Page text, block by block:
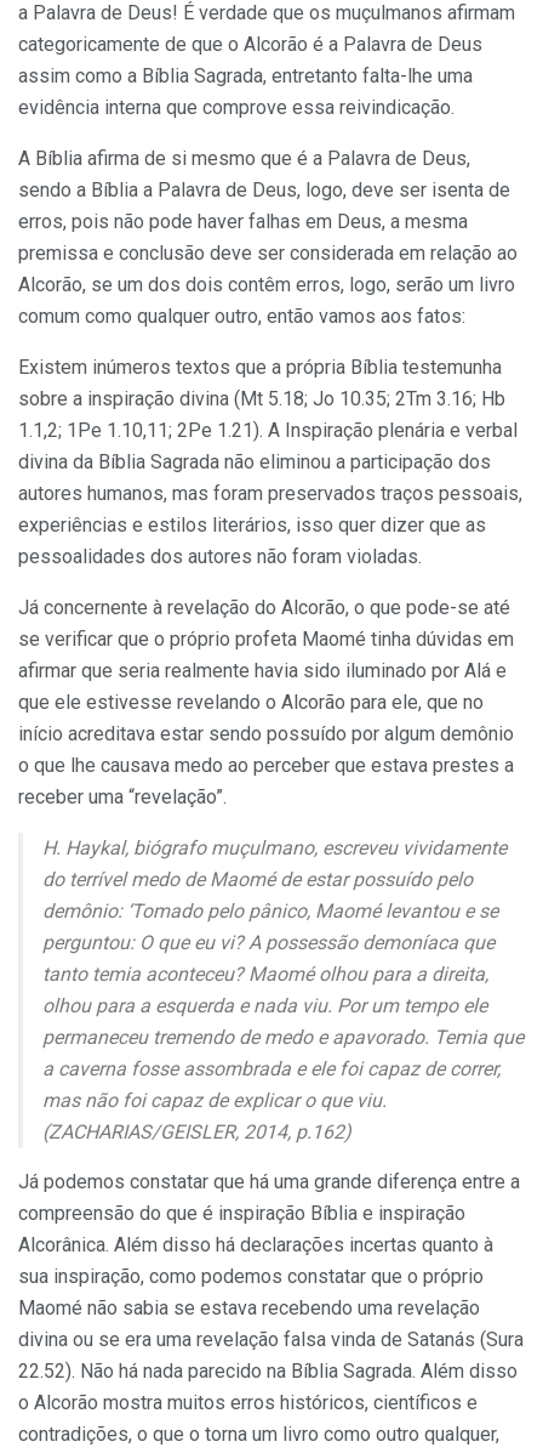
a Palavra de Deus! É verdade que os muçulmanos afirmam
categoricamente de que o Alcorão é a Palavra de Deus
assim como a Bíblia Sagrada, entretanto falta-lhe uma
evidência interna que comprove essa reivindicação.
A Bíblia afirma de si mesmo que é a Palavra de Deus,
sendo a Bíblia a Palavra de Deus, logo, deve ser isenta de
erros, pois não pode haver falhas em Deus, a mesma
premissa e conclusão deve ser considerada em relação ao
Alcorão, se um dos dois contêm erros, logo, serão um livro
comum como qualquer outro, então vamos aos fatos:
Existem inúmeros textos que a própria Bíblia testemunha
sobre a inspiração divina (Mt 5.18; Jo 10.35; 2Tm 3.16; Hb
1.1,2; 1Pe 1.10,11; 2Pe 1.21). A Inspiração plenária e verbal
divina da Bíblia Sagrada não eliminou a participação dos
autores humanos, mas foram preservados traços pessoais,
experiências e estilos literários, isso quer dizer que as
pessoalidades dos autores não foram violadas.
Já concernente à revelação do Alcorão, o que pode-se até
se verificar que o próprio profeta Maomé tinha dúvidas em
afirmar que seria realmente havia sido iluminado por Alá e
que ele estivesse revelando o Alcorão para ele, que no
início acreditava estar sendo possuído por algum demônio
o que lhe causava medo ao perceber que estava prestes a
receber uma “revelação”.
H. Haykal, biógrafo muçulmano, escreveu vividamente
do terrível medo de Maomé de estar possuído pelo
demônio: ‘Tomado pelo pânico, Maomé levantou e se
perguntou: O que eu vi? A possessão demoníaca que
tanto temia aconteceu? Maomé olhou para a direita,
olhou para a esquerda e nada viu. Por um tempo ele
permaneceu tremendo de medo e apavorado. Temia que
a caverna fosse assombrada e ele foi capaz de correr,
mas não foi capaz de explicar o que viu.
(ZACHARIAS/GEISLER, 2014, p.162)
Já podemos constatar que há uma grande diferença entre a
compreensão do que é inspiração Bíblia e inspiração
Alcorânica. Além disso há declarações incertas quanto à
sua inspiração, como podemos constatar que o próprio
Maomé não sabia se estava recebendo uma revelação
divina ou se era uma revelação falsa vinda de Satanás (Sura
22.52). Não há nada parecido na Bíblia Sagrada. Além disso
o Alcorão mostra muitos erros históricos, científicos e
contradições, o que o torna um livro como outro qualquer,